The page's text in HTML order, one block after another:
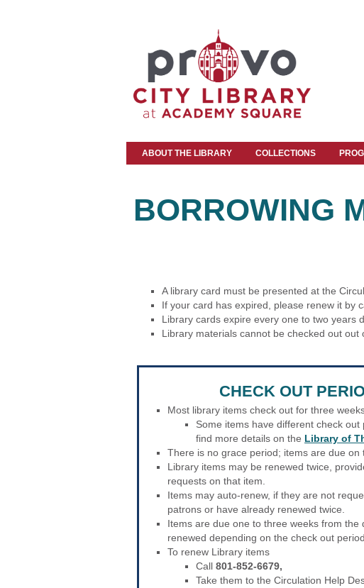
ABOUT THE LIBRARY COLLECTIONS
BORROWING
A library card must be presented at the
If your card has expired, please renew it by
Library cards expire every one to two years
Library materials cannot be checked out out
CHECK OUT
Most library items check out for three
Some items have different check out
find more details on the Library of
There is no grace period; items are due on
Library items may be renewed twice,
requests on that item.
Items may auto-renew, if they are not
patrons or have already renewed twice.
Items are due one to three weeks from the
renewed depending on the check out
To renew Library items
Call 801-852-6679,
Take them to the Circulation Help